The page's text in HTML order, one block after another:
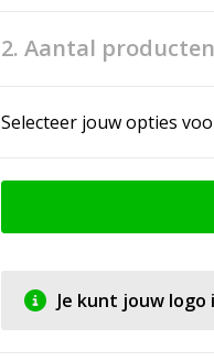
2. Aantal producten
Selecteer jouw opties
Je kunt jouw